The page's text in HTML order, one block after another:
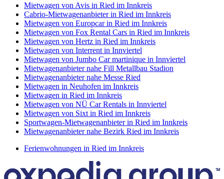
Mietwagen von Avis in Ried im Innkreis
Cabrio-Mietwagenanbieter in Ried im Innkreis
Mietwagen von Europcar in Ried im Innkreis
Mietwagen von Fox Rental Cars in Ried im Innkreis
Mietwagen von Hertz in Ried im Innkreis
Mietwagen von Interrent in Innviertel
Mietwagen von Jumbo Car martinique in Innviertel
Mietwagenanbieter nahe Fill Metallbau Stadion
Mietwagenanbieter nahe Messe Ried
Mietwagen in Neuhofen im Innkreis
Mietwagen in Ried im Innkreis
Mietwagen von NÜ Car Rentals in Innviertel
Mietwagen von Sixt in Ried im Innkreis
Sportwagen-Mietwagenanbieter in Ried im Innkreis
Mietwagenanbieter nahe Bezirk Ried im Innkreis
Ferienwohnungen in Ried im Innkreis